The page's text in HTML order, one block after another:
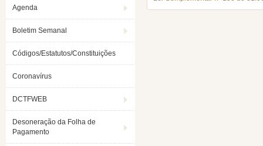
Agenda
Boletim Semanal
Códigos/Estatutos/Constituições
Coronavírus
DCTFWEB
Desoneração da Folha de
Pagamento